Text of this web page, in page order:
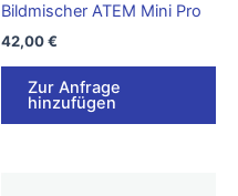
Bildmischer ATEM Mini Pro
42,00€
Zur Anfrage
hinzufügen